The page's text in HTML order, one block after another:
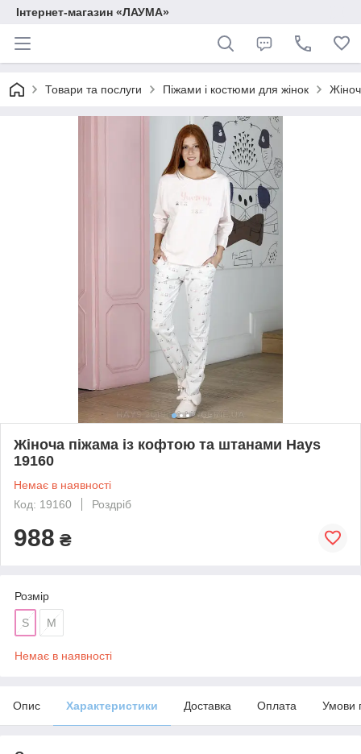
Інтернет-магазин «ЛАУМА»
Товари та послуги Піжами і костюми для жінок
Жіноча піжама із кофтою та штанами Hays
19160
Немає в наявності
Код: 19160
Роздріб
988 ₴
Розмір
S M
Немає в наявності
Опис Характеристики Доставка Оплата Умови